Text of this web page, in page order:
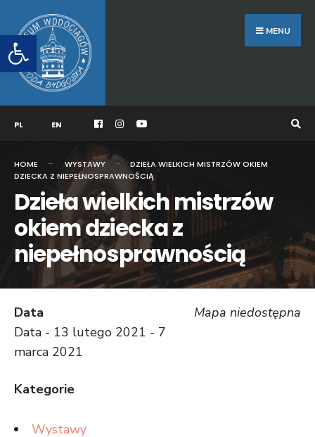
Otwórz pasek narzędzi
to
content
MENU
PL EN
HOME WYSTAWY
DZIEŁA WIELKICH MISTRZÓW OKIEM
DZIECKA Z NIEPEŁNOSPRAWNOŚCIĄ
Dzieła wielkich mistrzów
okiem dziecka z
niepełnosprawnością
Mapa niedostępna
Data
Data - 13 lutego 2021 - 7
marca 2021
Kategorie
Wystawy
for: